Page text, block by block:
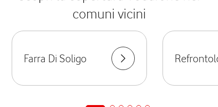
comuni vicini
Farra Di Soligo